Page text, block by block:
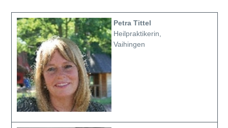
Petra Tittel
Heilpraktikerin,
Vaihingen